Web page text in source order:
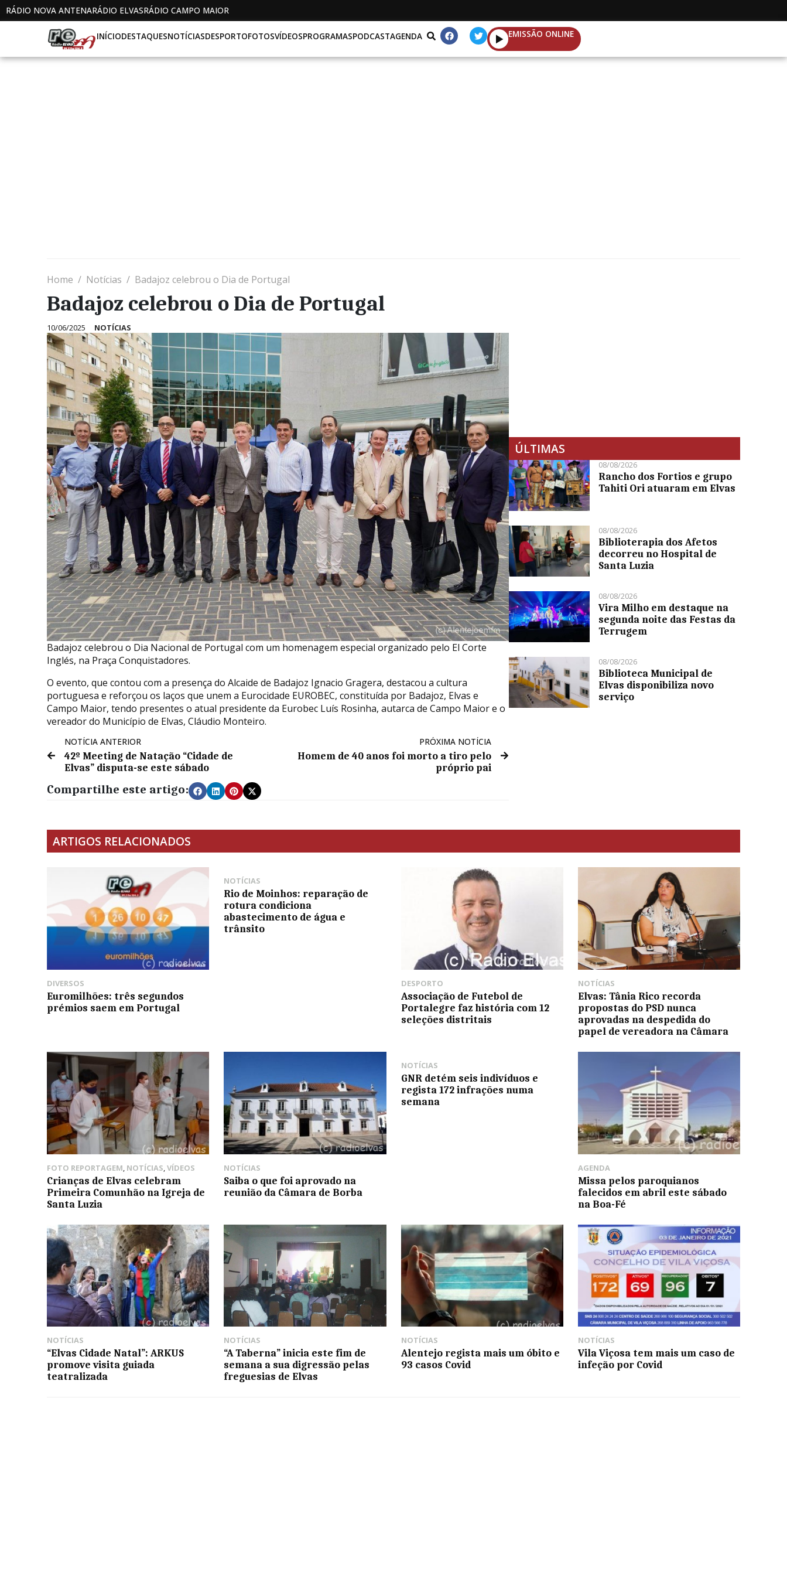
RÁDIO NOVA ANTENARÁDIO ELVASRÁDIO CAMPO MAIOR
INÍCIODESTAQUESNOTÍCIASDESPORTOFOTOSVÍDEOSPROGRAMASPODCASTAGENDA EMISSÃO ONLINE
Home Notícias Badajoz celebrou o Dia de Portugal
Badajoz celebrou o Dia de Portugal
10/06/2025 NOTÍCIAS
Badajoz celebrou o Dia Nacional de Portugal com um homenagem especial organizado pelo El Corte
Inglés, na Praça Conquistadores.
O evento, que contou com a presença do Alcaide de Badajoz Ignacio Gragera, destacou a cultura
portuguesa e reforçou os laços que unem a Eurocidade EUROBEC, constituída por Badajoz, Elvas e
Campo Maior, tendo presentes o atual presidente da Eurobec Luís Rosinha, autarca de Campo Maior e o
vereador do Município de Elvas, Cláudio Monteiro.
NOTÍCIA ANTERIOR
42º Meeting de Natação “Cidade de
Elvas” disputa-se este sábado
PRÓXIMA NOTÍCIA
Homem de 40 anos foi morto a tiro pelo
próprio pai
Compartilhe este artigo:
ÚLTIMAS
08/08/2026
Rancho dos Fortios e grupo
Tahiti Ori atuaram em Elvas
08/08/2026
Biblioterapia dos Afetos
decorreu no Hospital de
Santa Luzia
08/08/2026
Vira Milho em destaque na
segunda noite das Festas da
Terrugem
08/08/2026
Biblioteca Municipal de
Elvas disponibiliza novo
serviço
ARTIGOS RELACIONADOS
DIVERSOS
Euromilhões: três segundos
prémios saem em Portugal
NOTÍCIAS
Rio de Moinhos: reparação de
rotura condiciona
abastecimento de água e
trânsito
DESPORTO
Associação de Futebol de
Portalegre faz história com 12
seleções distritais
NOTÍCIAS
Elvas: Tânia Rico recorda
propostas do PSD nunca
aprovadas na despedida do
papel de vereadora na Câmara
FOTO REPORTAGEM, NOTÍCIAS,VÍDEOS
Crianças de Elvas celebram
Primeira Comunhão na Igreja de
Santa Luzia
NOTÍCIAS
Saiba o que foi aprovado na
reunião da Câmara de Borba
NOTÍCIAS
GNR detém seis indivíduos e
regista 172 infrações numa
semana
AGENDA
Missa pelos paroquianos
falecidos em abril este sábado
na Boa-Fé
NOTÍCIAS
“Elvas Cidade Natal”: ARKUS
promove visita guiada
teatralizada
NOTÍCIAS
“A Taberna” inicia este fim de
semana a sua digressão pelas
freguesias de Elvas
NOTÍCIAS
Alentejo regista mais um óbito e
93 casos Covid
NOTÍCIAS
Vila Viçosa tem mais um caso de
infeção por Covid